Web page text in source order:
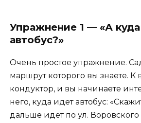
Упражнение 1 — «А
автобус?»
Очень простое упражнение.
маршрут которого вы знаете. К
кондуктор, и вы начинаете
него, куда идет автобус:
дальше идет по ул.